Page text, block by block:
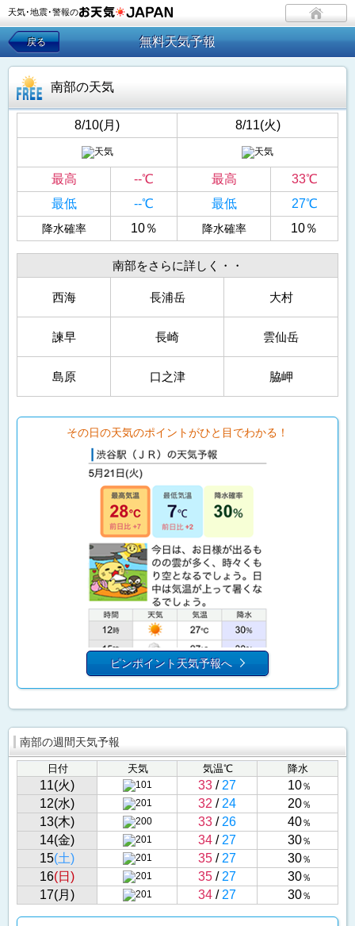
天気･地震･警報の
戻る 無料天気予報
南部の天気
8/10(月) 8/11(火)
最高 --℃ 最高
33℃
最低
--℃ 最低 27℃
降水確率 10％ 降水確率 10％
南部をさらに詳しく・・
西海 長浦岳 大村
諫早 長崎 雲仙岳
島原 口之津 脇岬
その日の天気のポイントがひと目でわかる！
ピンポイント天気予報へ
南部の週間天気予報
日付 天気 気温℃ 降水
11(火) 33 / 27 10％
12(水) 32 / 24 20％
13(木) 33 / 26 40％
14(金) 34 / 27 30％
15(土) 35 / 27 30％
16(日) 35 / 27 30％
17(月) 34 / 27 30％